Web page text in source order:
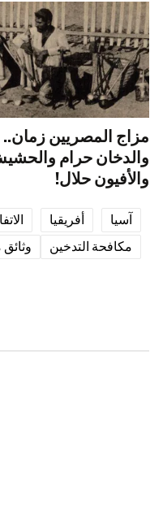
مزاج المصريين زمان..
والدخان حرام
والأفيون حلال!
آسيا أفريقيا
مكافحة التدخين